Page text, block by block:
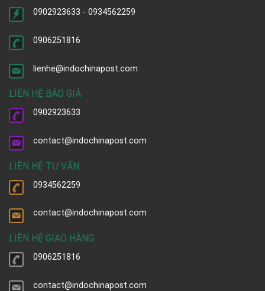
0902923633 - 0934562259
0906251816
lienhe@indochinapost.com
LIÊN HỆ BÁO GIÁ
0902923633
contact@indochinapost.com
LIÊN HỆ TƯ VẤN
0934562259
contact@indochinapost.com
LIÊN HỆ GIAO HÀNG
0906251816
contact@indochinapost.com